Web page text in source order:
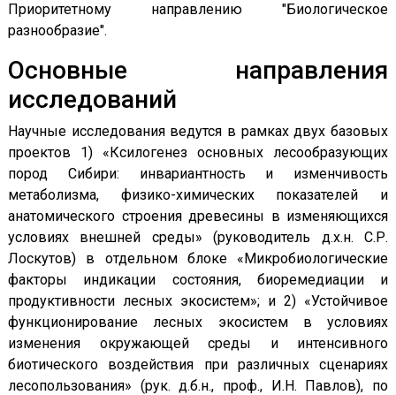
Приоритетному направлению "Биологическое
разнообразие".
Основные направления
исследований
Научные исследования ведутся в рамках двух базовых
проектов 1) «Ксилогенез основных лесообразующих
пород Сибири: инвариантность и изменчивость
метаболизма, физико-химических показателей и
анатомического строения древесины в изменяющихся
условиях внешней среды» (руководитель д.х.н. С.Р.
Лоскутов) в отдельном блоке «Микробиологические
факторы индикации состояния, биоремедиации и
продуктивности лесных экосистем»; и 2) «Устойчивое
функционирование лесных экосистем в условиях
изменения окружающей среды и интенсивного
биотического воздействия при различных сценариях
лесопользования» (рук. д.б.н., проф., И.Н. Павлов), по